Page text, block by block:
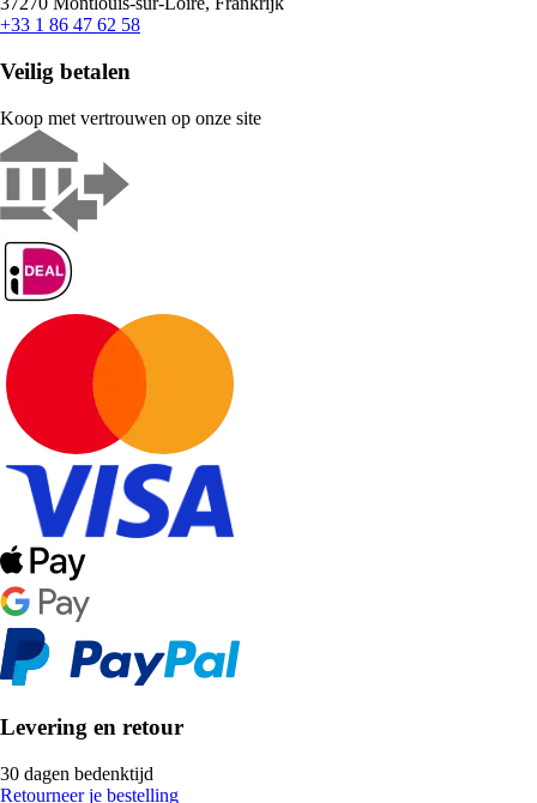
+33 1 86 47 62 58
Veilig betalen
Koop met vertrouwen op onze site
Levering en retour
30 dagen bedenktijd
Retourneer je bestelling